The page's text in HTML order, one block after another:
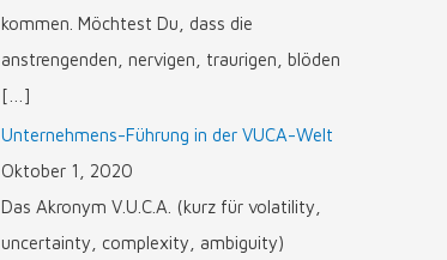
kommen. Möchtest Du, dass die
anstrengenden, nervigen, traurigen, blöden
[…]
Unternehmens-Führung in der VUCA-Welt
Oktober 1, 2020
Das Akronym V.U.C.A. (kurz für volatility,
uncertainty, complexity, ambiguity)